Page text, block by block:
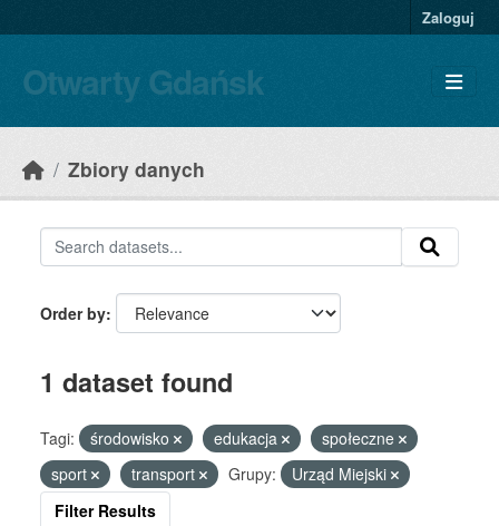
Zaloguj
Otwarty Gdańsk
Zbiory danych
Order by
1 dataset found
Tagi: środowisko edukacja
społeczne
sport
transport Grupy:
Urząd Miejski
Filter Results